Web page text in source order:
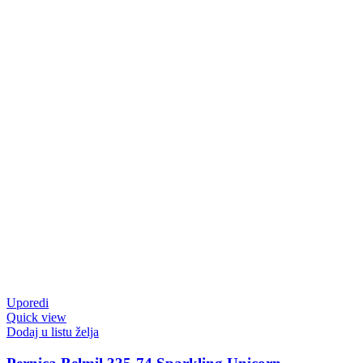
Uporedi
Quick view
Dodaj u listu želja